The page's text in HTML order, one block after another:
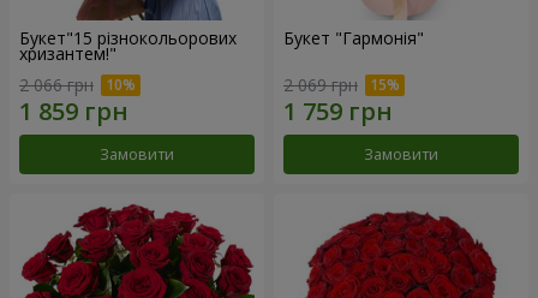
Букет"15 різнокольорових
хризантем!"
2 066 грн
Замовити
Букет "Гармонія"
2 069 грн
Замовити